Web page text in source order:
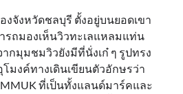
จังหวัดชลบุรี ตั้งอยู่บนยอดเขา
รถมองเห็นวิวทะเลแหลมแท่น
กมุมชมวิวยังมีที่นั่งเก๋ ๆ รูปทรง
มงค์ทางเดินเขียนตัวอักษรว่า
ที่เป็นทั้งแลนด์มาร์คและ